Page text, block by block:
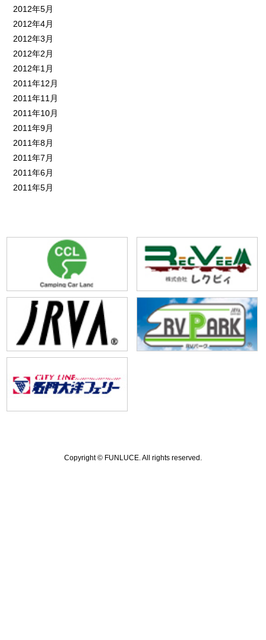
2012年5月
2012年4月
2012年3月
2012年2月
2012年1月
2011年12月
2011年11月
2011年10月
2011年9月
2011年8月
2011年7月
2011年6月
2011年5月
Copyright © FUNLUCE.All rights reserved.